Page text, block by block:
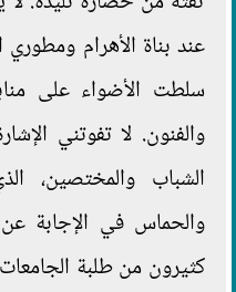
عند بناة الأهرام
سلطت الأضواء على
والفنون. لا تفوتني
الشباب والمختصين،
والحماس في الإجابة عن
كثيرون من طلبة